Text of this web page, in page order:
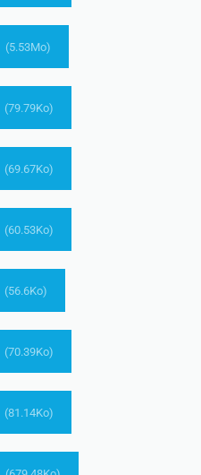
(5.53Mo)
(79.79Ko)
(69.67Ko)
(60.53Ko)
(56.6Ko)
(70.39Ko)
(81.14Ko)